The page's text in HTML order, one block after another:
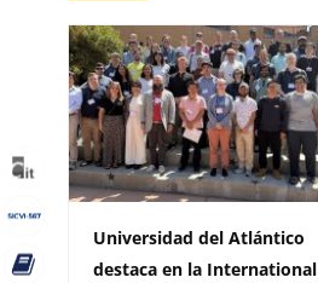
Universidad del Atlántico
destaca en la International